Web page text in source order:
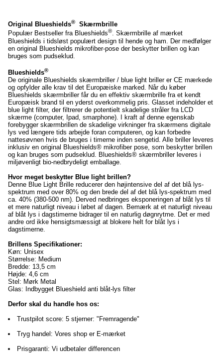
Original Blueshields®Skærmbrille
Populær Bestseller fra Blueshields®. Skærmbrille af mærket
Blueshields i tidsløst populært design til hende og ham. Der medfølger
en original Blueshields mikrofiber-pose der beskytter brillen og kan
bruges som pudseklud.
Blueshields®
De originale Blueshields skærmbriller / blue light briller er CE mærkede
og opfylder alle krav til det Europæiske marked. Når du køber
Blueshields skærmbriller får du en effektiv skærmbrille fra et kendt
Europæisk brand til en yderst overkommelig pris. Glasset indeholder et
blue light filter, der filtrerer de potentielt skadelige stråler fra LCD
skærme (computer, Ipad, smarphone). I kraft af denne egenskab
forebygger skærmbrillen de skadelige virkninger fra skærmens digitale
lys ved længere tids arbejde foran computeren, og kan forbedre
nattesøvnen hvis de bruges i timerne inden sengetid. Alle briller leveres
inklusiv en original Blueshields® mikrofiber pose, som beskytter brillen
og kan bruges som pudseklud. Blueshields® skærmbriller leveres i
miljøvenligt bio-nedbrydeligt emballage.
Hvor meget beskytter Blue light brillen?
Denne Blue Light Brille reducerer den højintensive del af det blå lys-
spektrum med over 80% og den brede del af det blå lys-spektrum med
ca. 40% (380-500 nm). Derved nedbringes eksponeringen af blåt lys til
et mere naturligt niveau i løbet af dagen. Bemærk at et naturligt niveau
af blåt lys i dagstimerne bidrager til en naturlig døgnrytme. Det er med
andre ord ikke hensigtsmæssigt at blokere helt for blåt lys i
dagstimerne.
Brillens Specifikationer:
Køn: Unisex
Størrelse: Medium
Bredde: 13,5 cm
Højde: 4,6 cm
Stel: Mørk Metal
Glas: Indbygget Blueshield anti blåt-lys filter
Derfor skal du handle hos os:
Trustpilot score: 5 stjerner: "Fremragende"
Tryg handel: Vores shop er E-mærket
Prisgaranti: Vi udbetaler differencen